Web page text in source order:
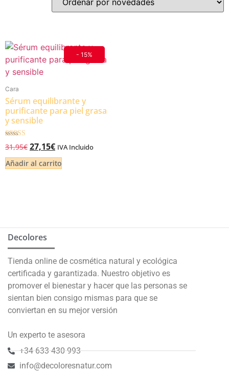
- 15%
Cara
Sérum equilibrante y
purificante para piel grasa
y sensible
Valorado
5.00
de 5
31,95€ 27,15€ IVA Incluido
Añadir al carrito
Decolores
Tienda online de cosmética natural y ecológica
certificada y garantizada. Nuestro objetivo es
promover el bienestar y hacer que las personas se
sientan bien consigo mismas para que se
conviertan en su mejor versión
Un experto te asesora
+34 633 430 993
info@decoloresnatur.com